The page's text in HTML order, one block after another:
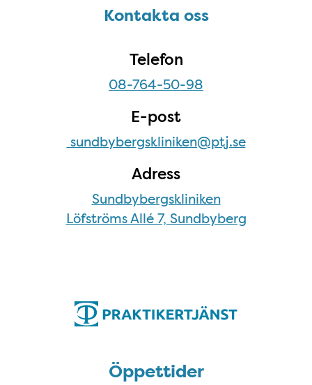
Kontakta ossKontakta oss
Telefon
08-764-50-98
E-post
sundbybergskliniken@ptj.se
Adress
Sundbybergskliniken
Löfströms Allé 7, Sundbyberg
Öppettider